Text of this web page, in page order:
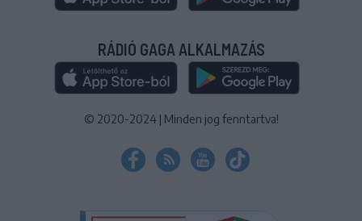
RÁDIÓ GAGA ALKALMAZÁS
© 2020-2024 | Minden jog fenntartva!